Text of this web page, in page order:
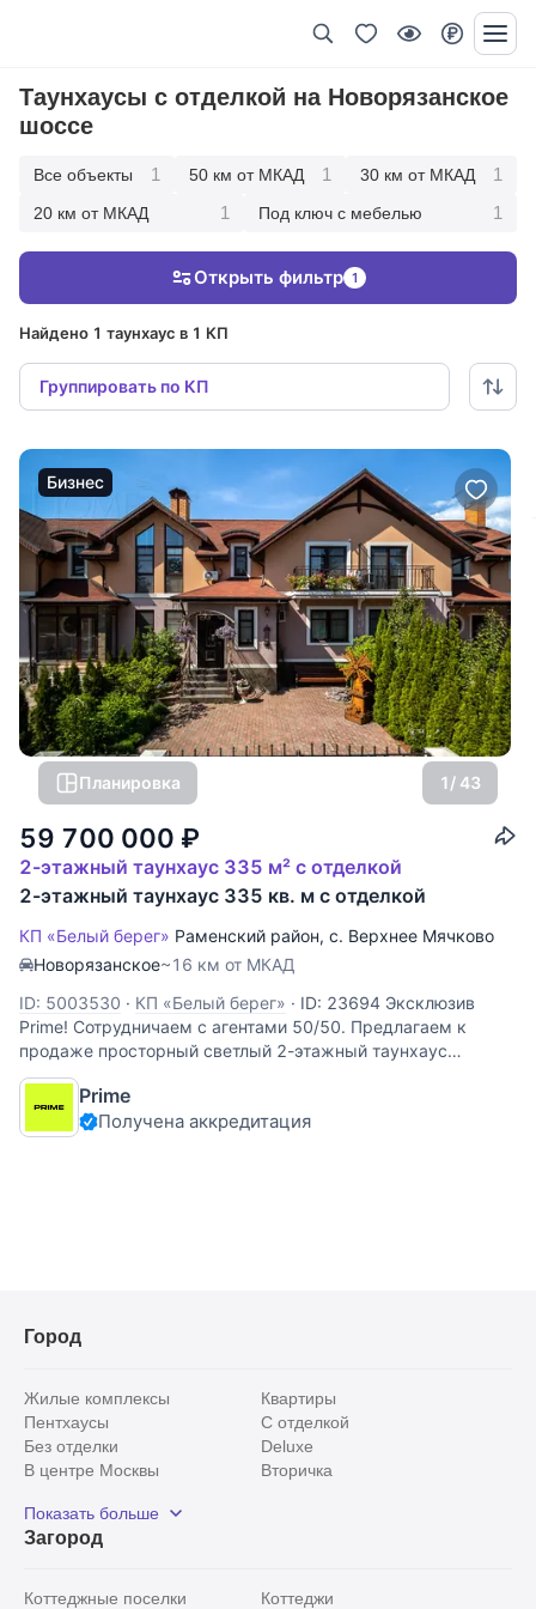
Таунхаусы с отделкой на Новорязанское
шоссе
Все объекты 1 50 км от МКАД 1 30 км от МКАД 1
20 км от МКАД 1 Под ключ с мебелью 1
Найдено 1 таунхаус в 1 КП
Группировать по КП
Открыть фильтр 1
Бизнес
Планировка 1/ 43
59 700 000 ₽
2-этажный таунхаус 335 м² с отделкой
2-этажный таунхаус 335 кв. м с отделкой
КП «Белый берег» Раменский район, с. Верхнее Мячково
Новорязанское~16 км от МКАД
ID: 5003530 · КП «Белый берег» · ID: 23694 Эксклюзив
Prime! Сотрудничаем с агентами 50/50. Предлагаем к
продаже просторный светлый 2-этажный таунхаус
площадью 335 м2 на земельном участке 2,15 соток,
расположенном на берегу пруда в КП бизнес-класса
"Белый берег" в Раменском районе в
Prime
Получена аккредитация
Город
Жилые комплексы
Квартиры
Пентхаусы
С отделкой
Без отделки
Deluxe
В центре Москвы
Вторичка
Рядом с парком
С панорамными окнами
Показать больше
Загород
Коттеджные поселки Коттеджи